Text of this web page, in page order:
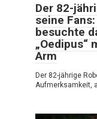
Der 82-
seine
besuchte
„Oedipus“
Arm
Der 82-jährige
Aufmerksamkeit,